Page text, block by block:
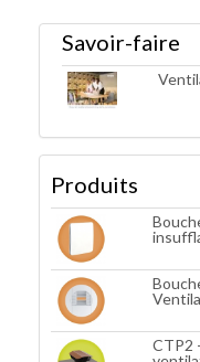
Savoir-faire
Produits
CTP2